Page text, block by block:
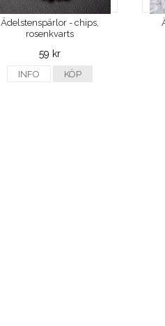
Ädelstenspärlor - chips,
rosenkvarts
59 kr
INFO KÖP